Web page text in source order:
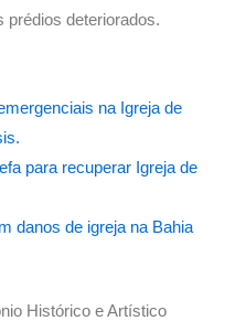
prédios deteriorados.
na Igreja de
para recuperar Igreja de
danos de igreja na Bahia
Histórico e Artístico